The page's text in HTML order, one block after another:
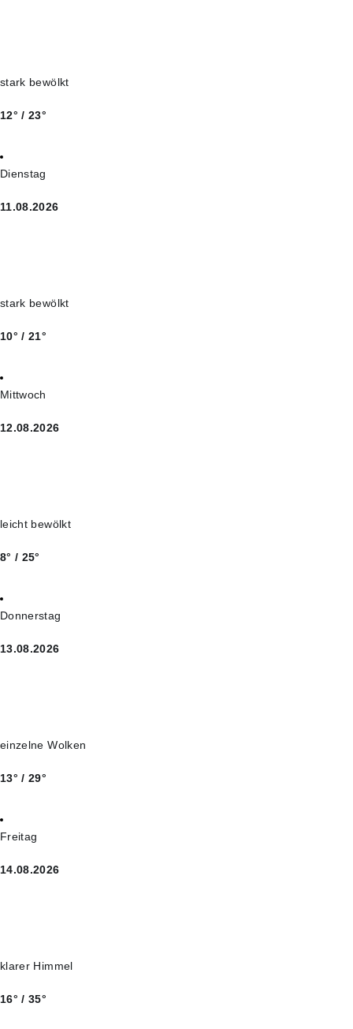
stark bewölkt
12° / 23°
Dienstag
11.08.2026
stark bewölkt
10° / 21°
Mittwoch
12.08.2026
leicht bewölkt
8° / 25°
Donnerstag
13.08.2026
einzelne Wolken
13° / 29°
Freitag
14.08.2026
klarer Himmel
16° / 35°